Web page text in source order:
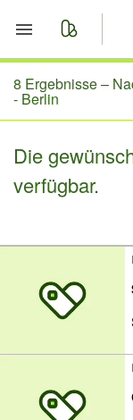
Start
Merkliste
8 Ergebnisse –
- Berlin
Die
verfügbar.